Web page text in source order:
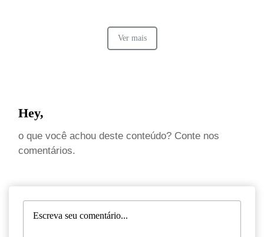
Ver mais
Hey,
o que você achou deste conteúdo? Conte nos
comentários.